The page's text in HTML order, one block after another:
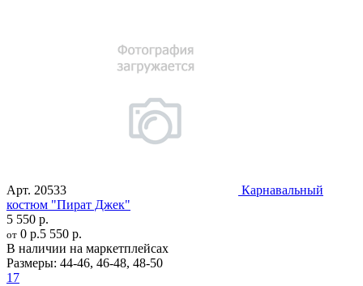
Арт. 20533
Карнавальный
костюм "Пират Джек"
5 550 р.
от 0 р.5 550 р.
В наличии на маркетплейсах
Размеры: 44-46, 46-48, 48-50
17